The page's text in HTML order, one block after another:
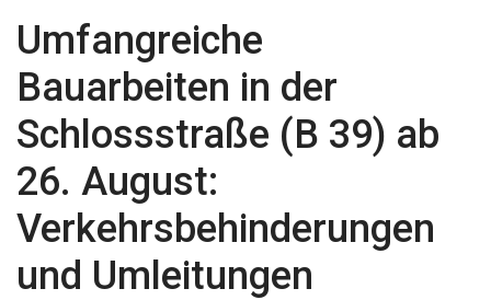
Umfangreiche
Bauarbeiten in der
Schlossstraße (B 39) ab
26. August:
Verkehrsbehinderungen
und Umleitungen